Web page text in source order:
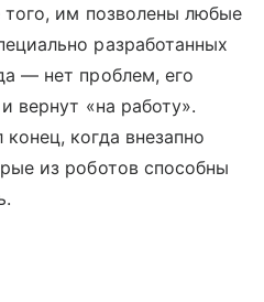
того, им позволены любые
разработанных
— нет проблем, его
вернут «на работу».
когда внезапно
из роботов способны